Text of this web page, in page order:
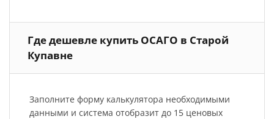
Где дешевле купить ОСАГО в Старой
Купавне
Заполните форму калькулятора необходимыми
данными и система отобразит до 15 ценовых